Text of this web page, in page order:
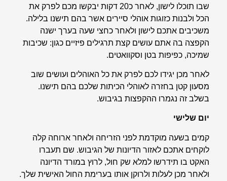
שבו תוכלו לישון, לאחר כ20 דקות יבקשו מכם לפרק את
הכל ולבנות כזוגות אוהלי סיירים אשר בהם תישנו בלילה.
משכיבים אתכם לישון ולאחר כחצי שעה בערך ישנה
הקפצה בה אתם עושים קצת תרגילים פיזיים כגון: שכיבות
שמיכה, כפיפות בטן וסקוואטים.
לאחר מכן יגידו לכם לפרק את כל האוהלים ועושים שוב
מסעון קטן בחזרה לאוהלי הכיתות שלכם בהם תישנו.
בשלב זה נגמרו ההקפצות בגיבוש.
יום שלישי
קמים בשעה מוקדמת לפני הזריחה ולאחר ארוחה קלה
לוקחים אתכם לאזור הדיונות של הגיבוש. שם תעברו
האקט בו תידרשו למלא שק חול, לרוץ במורד הדיונה
ולאחר מכן לעלות ולרוקן אותו בערימת החול האישית שלך.